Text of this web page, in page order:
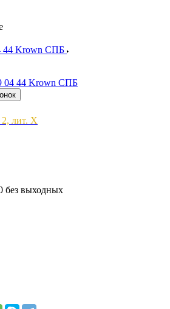
44 Krown СПБ
04 44 Krown СПБ
лит. Х
без выходных